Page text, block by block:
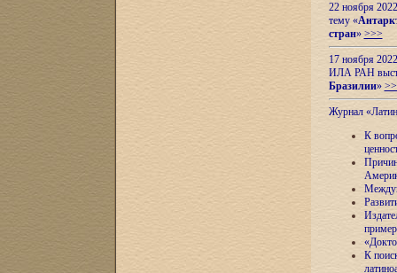
22 ноября
тему «
стран» >>>
17 ноября
ИЛА РАН
Бразилии»
Журнал
К
К